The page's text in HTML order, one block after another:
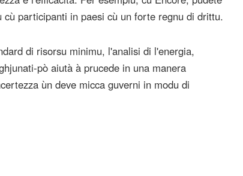
participanti in paesi cù un forte regnu di drittu.
di risorsu minimu, l'analisi di l'energia,
pò aiutà à prucede in una manera
ùn deve micca guverni in modu di